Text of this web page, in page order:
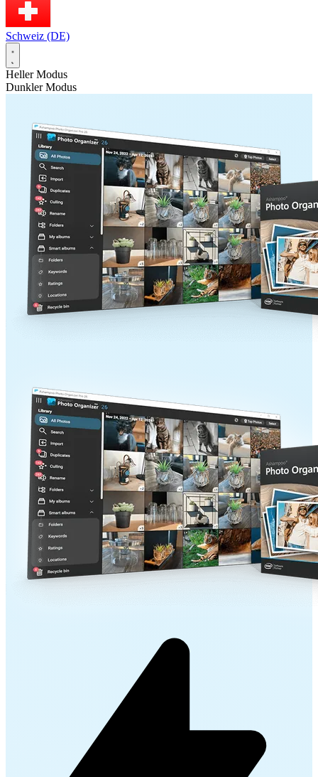
Schweiz (DE)
Heller Modus
Dunkler Modus